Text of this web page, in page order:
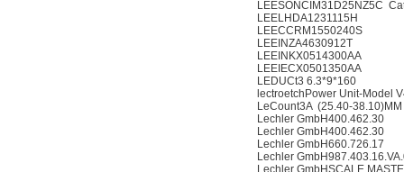
LEESONCIM31D25NZ5C
LEELHDA1231115H
LEECCRM1550240S
LEEINZA4630912T
LEEINKX0514300AA
LEEIECX0501350AA
LEDUCt3 6.3*9*160
lectroetchPower Unit-Model
LeCount3A (25.40-38.10)MM
Lechler GmbH400.462.30
Lechler GmbH400.462.30
Lechler GmbH660.726.17
Lechler
Lechler GmbHSCALE